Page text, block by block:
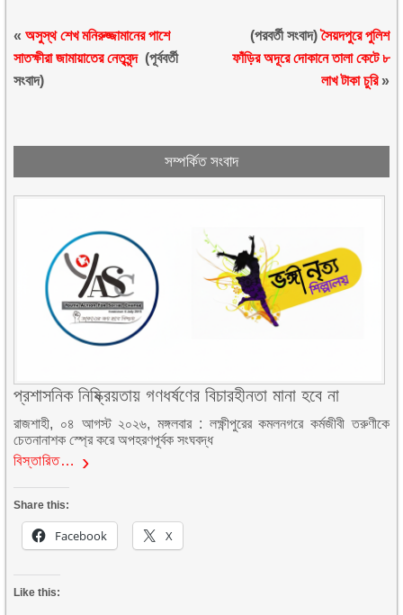
«অসুস্থ শেখ মনিরুজ্জামানের পাশে
সাতক্ষীরা জামায়াতের নেতৃবৃন্দ (পূর্ববর্তী
সংবাদ)
(পরবর্তী সংবাদ)সৈয়দপুরে পুলিশ
ফাঁড়ির অদূরে দোকানে তালা কেটে ৮
লাখ টাকা চুরি»
সম্পর্কিত সংবাদ
প্রশাসনিক নিষ্ক্রিয়তায় গণধর্ষণের বিচারহীনতা মানা হবে না
রাজশাহী, ০৪ আগস্ট ২০২৬, মঙ্গলবার : লক্ষ্ণীপুরের কমলনগরে কর্মজীবী তরুণীকে
চেতনানাশক স্প্রে করে অপহরণপূর্বক সংঘবদ্ধ
বিস্তারিত…
Share this:
Facebook X
Like this: